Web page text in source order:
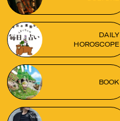
DAILY
HOROSCOPE
BOOK